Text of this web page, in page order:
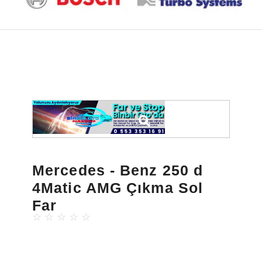
Mercedes - Benz 250 d
4Matic AMG Çıkma Sol
Far
☆ ☆ ☆ ☆ ☆